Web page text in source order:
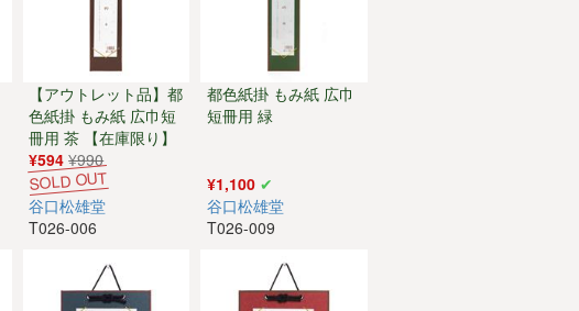
【アウトレット品】都
色紙掛 もみ紙 広巾短
冊用 茶 【在庫限り】
¥594 ¥990
谷口松雄堂
T026-006
都色紙掛 もみ紙 広巾
短冊用 緑
¥1,100
谷口松雄堂
T026-009